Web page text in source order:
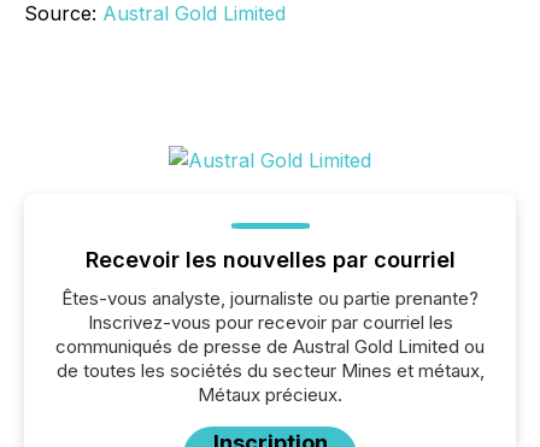
Source: Austral Gold Limited
Recevoir les nouvelles par courriel
Êtes-vous analyste, journaliste ou partie prenante?
Inscrivez-vous pour recevoir par courriel les
communiqués de presse de Austral Gold Limited ou
de toutes les sociétés du secteur Mines et métaux,
Métaux précieux.